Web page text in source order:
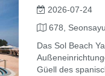
2026-07-24
678,
Das Sol Beach
Güell des